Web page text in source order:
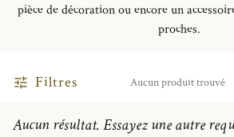
pièce de décoration ou encore un
proches.
Filtres Aucun produit trouvé
Aucun résultat. Essayez une autre